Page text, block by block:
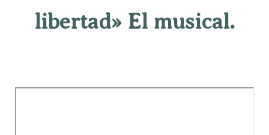
libertad» El musical.